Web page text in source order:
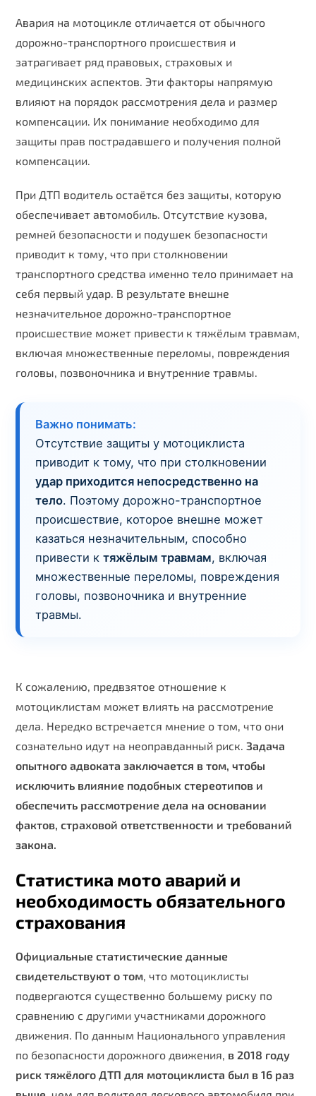
Авария на мотоцикле отличается от обычного
дорожно-транспортного происшествия и
затрагивает ряд правовых, страховых и
медицинских аспектов. Эти факторы напрямую
влияют на порядок рассмотрения дела и размер
компенсации. Их понимание необходимо для
защиты прав пострадавшего и получения полной
компенсации.
При ДТП водитель остаётся без защиты, которую
обеспечивает автомобиль. Отсутствие кузова,
ремней безопасности и подушек безопасности
приводит к тому, что при столкновении
транспортного средства именно тело принимает на
себя первый удар. В результате внешне
незначительное дорожно-транспортное
происшествие может привести к тяжёлым травмам,
включая множественные переломы, повреждения
головы, позвоночника и внутренние травмы.
Важно понимать:
Отсутствие защиты у мотоциклиста
приводит к тому, что при столкновении
удар приходится непосредственно на
тело. Поэтому дорожно-транспортное
происшествие, которое внешне может
казаться незначительным, способно
привести ктяжёлым травмам, включая
множественные переломы, повреждения
головы, позвоночника и внутренние
травмы.
К сожалению, предвзятое отношение к
мотоциклистам может влиять на рассмотрение
дела. Нередко встречается мнение о том, что они
сознательно идут на неоправданный риск.Задача
опытного адвоката заключается в том, чтобы
исключить влияние подобных стереотипов и
обеспечить рассмотрение дела на основании
фактов, страховой ответственности и требований
закона.
Статистика мото аварий и
необходимость обязательного
страхования
Официальные статистические данные
свидетельствуют о том, что мотоциклисты
подвергаются существенно большему риску по
сравнению с другими участниками дорожного
движения. По данным Национального управления
по безопасности дорожного движения, в 2018 году
риск тяжёлого ДТП для мотоциклиста был в 16 раз